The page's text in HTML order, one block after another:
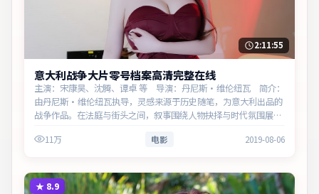
2:11:55
意大利战争大片零号档案高清完整在线
主演：宋康昊、沈腾、谭卓 等 导演：丹尼斯·维伦纽瓦 简介：
由丹尼斯·维伦纽瓦执导，灵感来源于历史随笔，为意大利出品的
战争作品。在法庭与街头之间，叙事围绕人物抉择与时代氛围展
兼顾观赏性与现实意义…
11万 电影 2019-08-06
★ 8.9